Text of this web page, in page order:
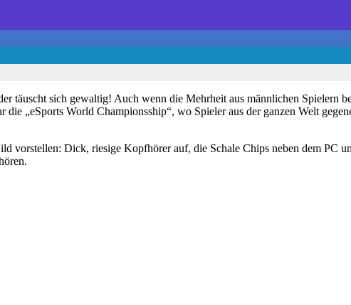
täuscht sich gewaltig! Auch wenn die Mehrheit aus männlichen Spielern
„eSports World Championsship“, wo Spieler aus der ganzen Welt
vorstellen: Dick, riesige Kopfhörer auf, die Schale Chips neben dem PC